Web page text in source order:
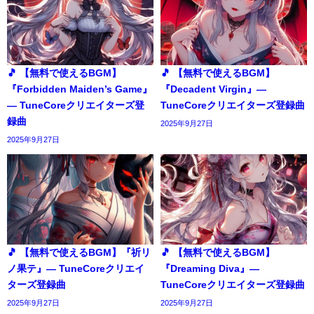
🎵 【無料で使えるBGM】
『Forbidden Maiden’s Game』
― TuneCoreクリエイターズ登
録曲
2025年9月27日
🎵 【無料で使えるBGM】
『Decadent Virgin』―
TuneCoreクリエイターズ登録曲
2025年9月27日
🎵 【無料で使えるBGM】『祈リ
ノ果テ』― TuneCoreクリエイ
ターズ登録曲
2025年9月27日
🎵 【無料で使えるBGM】
『Dreaming Diva』―
TuneCoreクリエイターズ登録曲
2025年9月27日